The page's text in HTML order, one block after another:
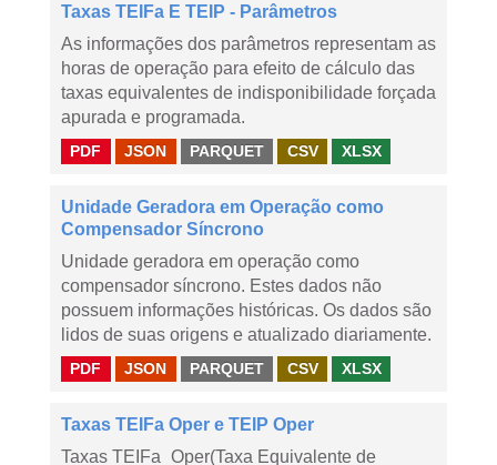
Taxas TEIFa E TEIP - Parâmetros
As informações dos parâmetros representam as
horas de operação para efeito de cálculo das
taxas equivalentes de indisponibilidade forçada
apurada e programada.
PDF JSON PARQUET CSV XLSX
Unidade Geradora em Operação como
Compensador Síncrono
Unidade geradora em operação como
compensador síncrono. Estes dados não
possuem informações históricas. Os dados são
lidos de suas origens e atualizado diariamente.
PDF JSON PARQUET CSV XLSX
Taxas TEIFa Oper e TEIP Oper
Taxas TEIFa_Oper(Taxa Equivalente de